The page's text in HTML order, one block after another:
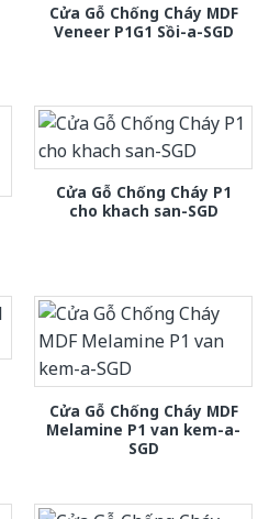
Cửa Gỗ Chống Cháy MDF
Veneer P1G1 Sồi-a-SGD
Cửa Gỗ Chống Cháy P1
cho khach san-SGD
Cửa Gỗ Chống Cháy MDF
Melamine P1 van kem-a-
SGD